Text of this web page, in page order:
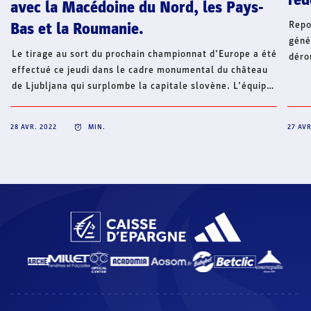
avec la Macédoine du Nord, les Pays-
Bas et la Roumanie.
Le tirage au sort du prochain championnat d’Europe a été
effectué ce jeudi dans le cadre monumental du château
de Ljubljana qui surplombe la capitale slovène. L’équipe
du Nord, ainsi que les Pays-Bas et la Roumanie.
28 AVR. 2022 MIN. 27